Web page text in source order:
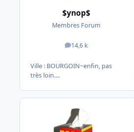
$ynop$
Membres Forum
14,6 k
messages
Ville : BOURGOIN~enfin, pas
très loin....